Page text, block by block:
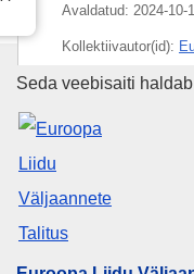
Avaldatud: 2024-10-
Kollektiivautor(id):
IMMC : ST 7900
Euroopa
Seda veebisaiti haldab